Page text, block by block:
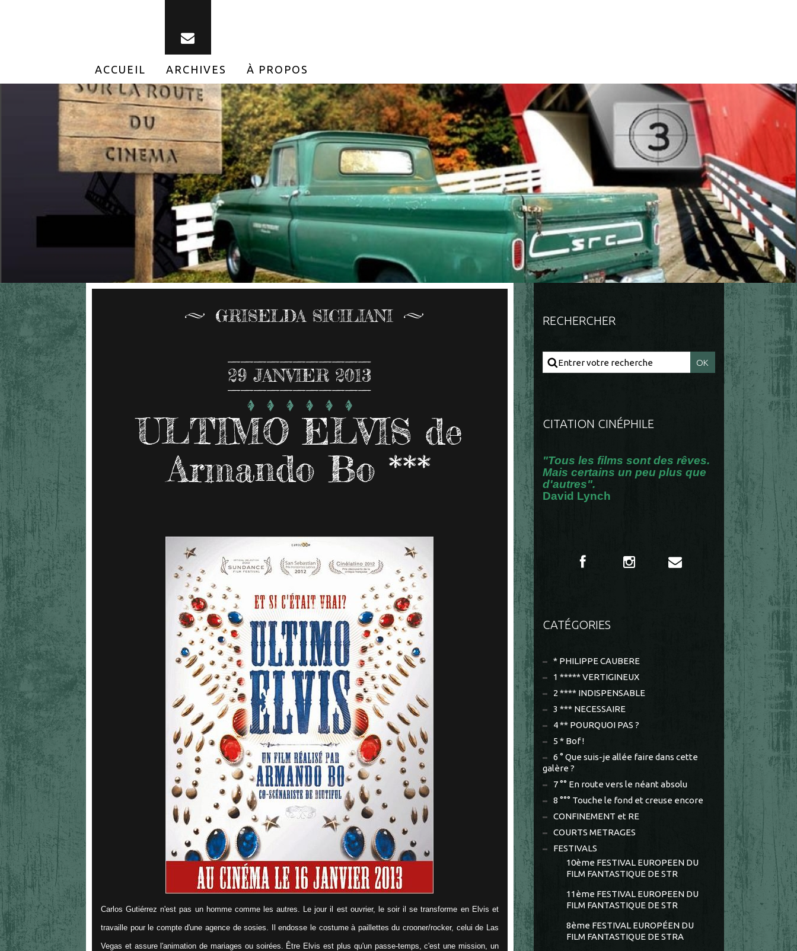
ACCUEIL ARCHIVES À PROPOS
GRISELDA SICILIANI
29 JANVIER 2013
ULTIMO ELVIS de
Armando Bo ***
Carlos Gutiérrez n'est pas un homme comme les autres. Le jour il est ouvrier, le soir il se transforme en Elvis et
travaille pour le compte d'une agence de sosies. Il endosse le costume à paillettes du crooner/rocker, celui de Las
Vegas et assure l'animation de mariages ou soirées. Être Elvis est plus qu'un passe-temps, c'est une mission, un
RECHERCHER
CITATION CINÉPHILE
"Tous les films sont des rêves.
Mais certains un peu plus que
d'autres".
David Lynch
CATÉGORIES
* PHILIPPE CAUBERE
1 ***** VERTIGINEUX
2 **** INDISPENSABLE
3 *** NECESSAIRE
4 ** POURQUOI PAS ?
5 * Bof !
6 ° Que suis-je allée faire dans cette
galère ?
7 °° En route vers le néant absolu
8 °°° Touche le fond et creuse encore
CONFINEMENT et RE
COURTS METRAGES
FESTIVALS
10ème FESTIVAL EUROPEEN DU
FILM FANTASTIQUE DE STR
11ème FESTIVAL EUROPEEN DU
FILM FANTASTIQUE DE STR
8ème FESTIVAL EUROPÉEN DU
FILM FANTASTIQUE DE STRA